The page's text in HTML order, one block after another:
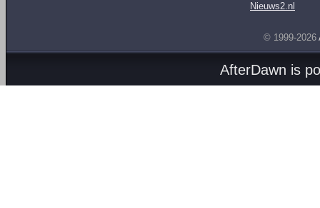
Nieuws2.nl
© 1999-2026
AfterDawn is